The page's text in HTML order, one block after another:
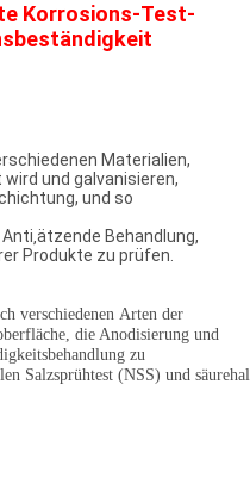
Korrosions-Test-
Materialien,
und galvanisieren,
und so
Behandlung,
Produkte zu prüfen.
verschiedenen Arten der
die Anodisierung und
zu
Salzsprühtest (NSS) und